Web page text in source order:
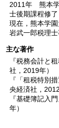
2011年 熊本学
士後期課程修了
現在，熊本学
岩武一郎税理
主な著作
『税務会計と
社，2019年）
『「租税特別
央経済社，2012
『基礎簿記入
年）